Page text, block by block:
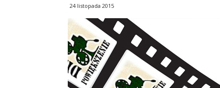
24 listopada 2015